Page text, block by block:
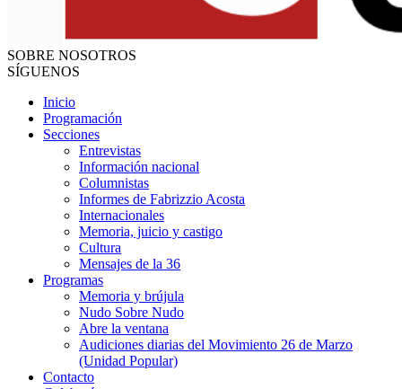
SOBRE NOSOTROS
SÍGUENOS
Inicio
Programación
Secciones
Entrevistas
Información nacional
Columnistas
Informes de Fabrizzio Acosta
Internacionales
Memoria, juicio y castigo
Cultura
Mensajes de la 36
Programas
Memoria y brújula
Nudo Sobre Nudo
Abre la ventana
Audiciones diarias del Movimiento 26 de Marzo
(Unidad Popular)
Contacto